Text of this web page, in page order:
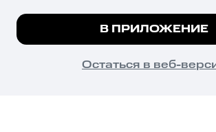
психотропных веществ, их аналогов
их незаконный оборот запрещён и влечёт
законодательством ответственность.
© 2026 ООО «КИОН».
Все права защищены
Мы используем куки, чтобы на сайте
Подробнее
ПОНЯТНО
В ПРИЛОЖЕНИЕ
Остаться в веб-